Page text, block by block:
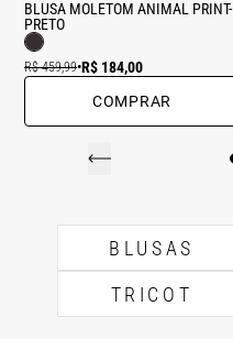
BLUSA MOLETOM ANIMAL PRINT-
PRETO
R$ 459,99•R$ 184,00
COMPRAR
BLUSAS
TRICOT